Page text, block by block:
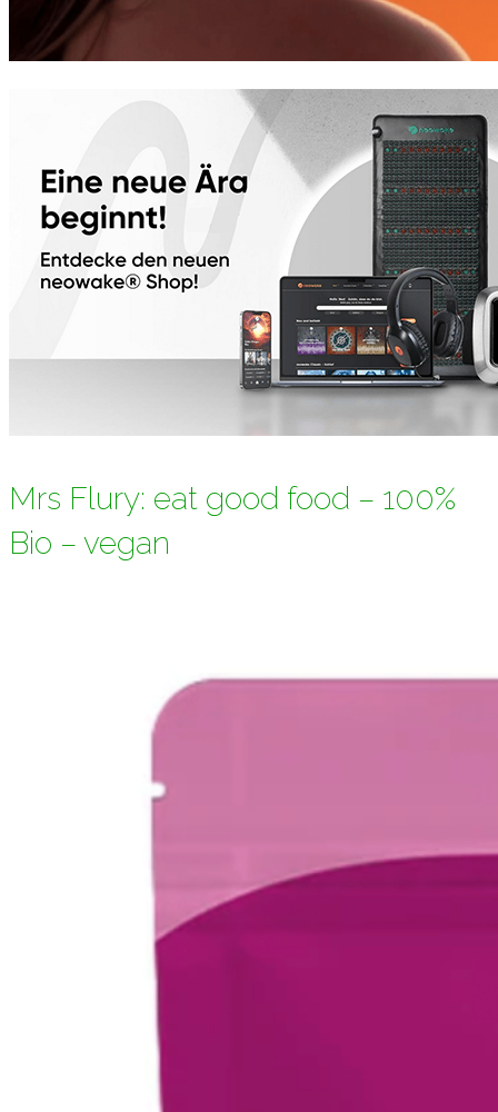
Mrs Flury: eat good food – 100%
Bio – vegan